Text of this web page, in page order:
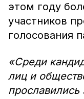
этом году
участников
голосования
«Среди
лиц и
прославились